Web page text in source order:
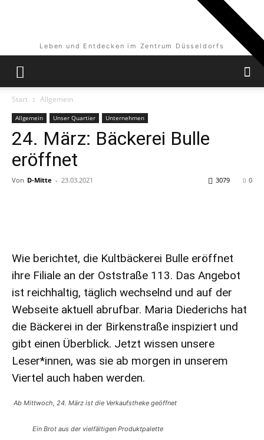
Leben und Entdecken im Zentrum Düsseldorfs
Start Allgemein
Allgemein Unser Quartier Unternehmen
24. März: Bäckerei Bulle
eröffnet
Von D-Mitte - 23.03.2021 0
3079
Wie berichtet, die Kultbäckerei Bulle eröffnet
ihre Filiale an der Oststraße 113. Das Angebot
ist reichhaltig, täglich wechselnd und auf der
Webseite aktuell abrufbar. Maria Diederichs hat
die Bäckerei in der Birkenstraße inspiziert und
gibt einen Überblick. Jetzt wissen unsere
Leser*innen, was sie ab morgen in unserem
Viertel auch haben werden.
Ab Mittwoch, 24. März ist die Verkaufstheke geöffnet
Ein Brot aus der vielfältigen Produktpalette